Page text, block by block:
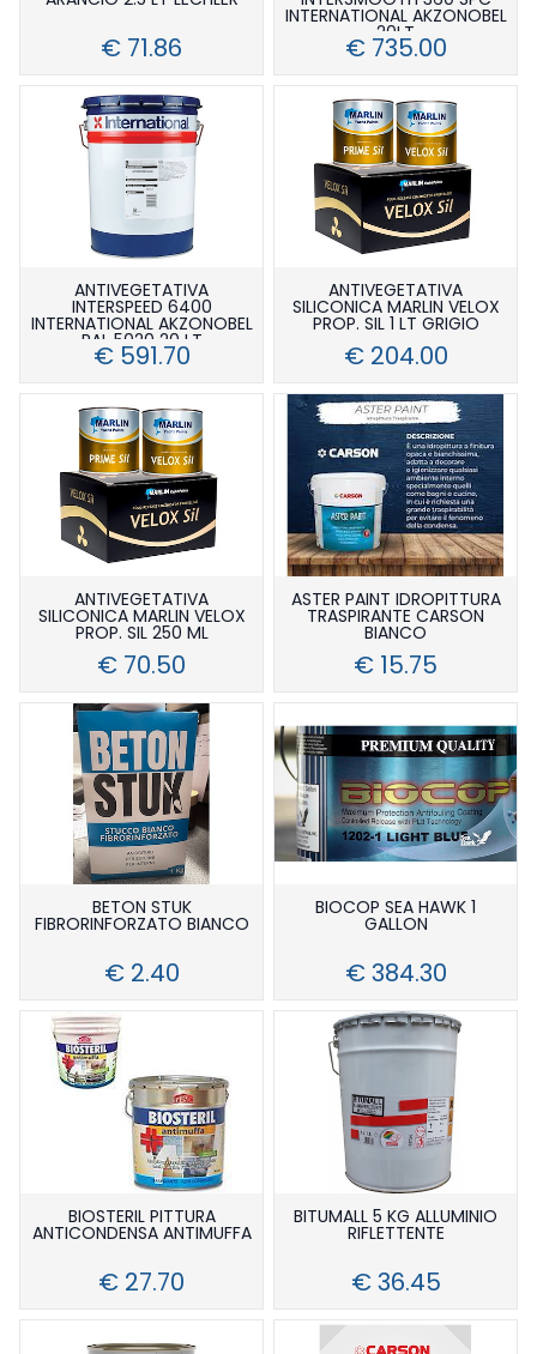
€ 71.86
INTERNATIONAL AKZONOBEL
20LT
€ 735.00
ANTIVEGETATIVA
INTERSPEED 6400
INTERNATIONAL AKZONOBEL
RAL 5020 20 LT
€ 591.70
ANTIVEGETATIVA
SILICONICA MARLIN VELOX
PROP. SIL 1 LT GRIGIO
€ 204.00
ANTIVEGETATIVA
SILICONICA MARLIN VELOX
PROP. SIL 250 ML
€ 70.50
ASTER PAINT IDROPITTURA
TRASPIRANTE CARSON
BIANCO
€ 15.75
BETON STUK
FIBRORINFORZATO BIANCO
€ 2.40
BIOCOP SEA HAWK 1
GALLON
€ 384.30
BIOSTERIL PITTURA
ANTICONDENSA ANTIMUFFA
€ 27.70
BITUMALL 5 KG ALLUMINIO
RIFLETTENTE
€ 36.45